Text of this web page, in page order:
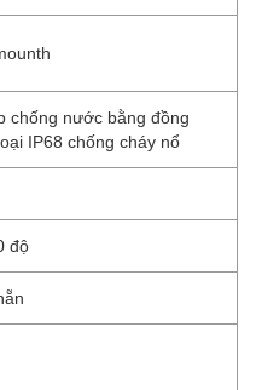
chống nước bằng đồng
IP68 chống cháy nổ
độ